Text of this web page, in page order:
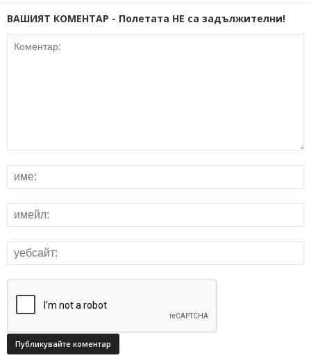
ВАШИЯТ КОМЕНТАР - Полетата НЕ са задължителни!